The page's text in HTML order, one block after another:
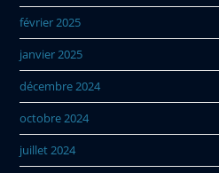
février 2025
janvier 2025
décembre 2024
octobre 2024
juillet 2024